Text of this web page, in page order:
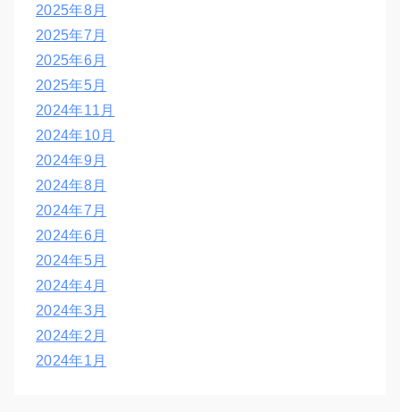
2025年8月
2025年7月
2025年6月
2025年5月
2024年11月
2024年10月
2024年9月
2024年8月
2024年7月
2024年6月
2024年5月
2024年4月
2024年3月
2024年2月
2024年1月